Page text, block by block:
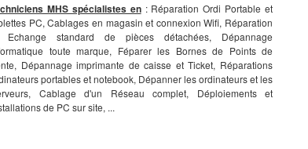
MHS spécialistes en: Réparation Ordi Portable et
PC, Cablages en magasin et connexion Wifi, Réparation
Echange standard de pièces détachées, Dépannage
toute marque, Féparer les Bornes de Points de
Dépannage imprimante de caisse et Ticket, Réparations
portables et notebook, Dépanner les ordinateurs et les
Cablage d'un Réseau complet, Déploiements et
de PC sur site, ...